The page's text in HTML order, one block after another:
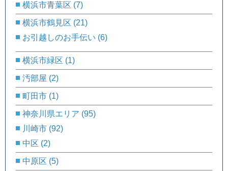
横浜市青葉区 (7)
横浜市鶴見区 (21)
お引越しのお手伝い (6)
横浜市緑区 (1)
汚部屋 (2)
町田市 (1)
神奈川県エリア (95)
川崎市 (92)
中区 (2)
中原区 (5)